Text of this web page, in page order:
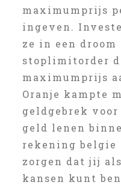
maximumprijs
ingeven.
ze in een
stoplimitorder
maximumprijs
Oranje kampte
geldgebrek
geld lenen
rekening
zorgen dat jij
kansen kunt